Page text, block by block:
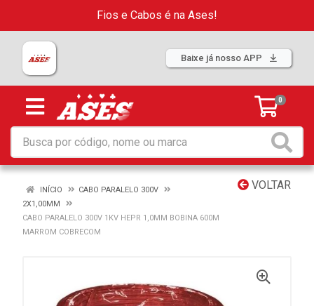
Fios e Cabos é na Ases!
Baixe já nosso APP
0
VOLTAR
INÍCIO
CABO PARALELO 300V
2X1,00MM
CABO PARALELO 300V 1KV HEPR 1,0MM BOBINA 600M
MARROM COBRECOM